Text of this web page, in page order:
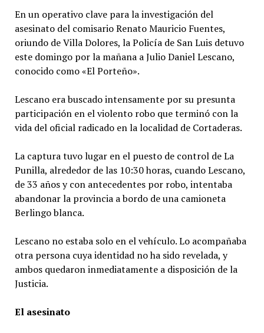
En un operativo clave para la investigación del
asesinato del comisario Renato Mauricio Fuentes,
oriundo de Villa Dolores, la Policía de San Luis detuvo
este domingo por la mañana a Julio Daniel Lescano,
conocido como «El Porteño».
Lescano era buscado intensamente por su presunta
participación en el violento robo que terminó con la
vida del oficial radicado en la localidad de Cortaderas.
La captura tuvo lugar en el puesto de control de La
Punilla, alrededor de las 10:30 horas, cuando Lescano,
de 33 años y con antecedentes por robo, intentaba
abandonar la provincia a bordo de una camioneta
Berlingo blanca.
Lescano no estaba solo en el vehículo. Lo acompañaba
otra persona cuya identidad no ha sido revelada, y
ambos quedaron inmediatamente a disposición de la
Justicia.
El asesinato